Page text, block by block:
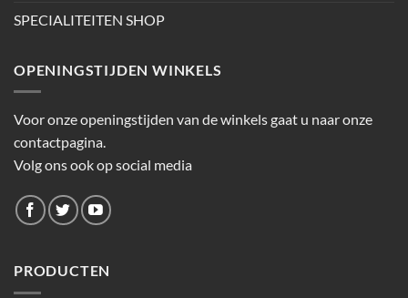
SPECIALITEITEN SHOP
OPENINGSTIJDEN WINKELS
Voor onze openingstijden van de winkels gaat u naar onze
contactpagina.
Volg ons ook op social media
PRODUCTEN